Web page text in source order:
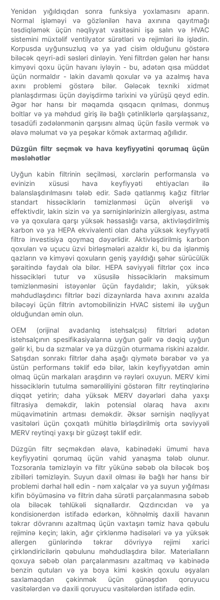
Yenidən yığıldıqdan sonra funksiya yoxlamasını aparın.
Normal işləməyi və gözlənilən hava axınına qayıtmağı
təsdiqləmək üçün nəqliyyat vasitəsini işə salın və HVAC
sistemini müxtəlif ventilyator sürətləri və rejimləri ilə işlədin.
Korpusda uyğunsuzluq və ya yad cisim olduğunu göstərə
biləcək qeyri-adi səsləri dinləyin. Yeni filtrdən gələn hər hansı
kimyəvi qoxu üçün havanı iyləyin - bu, adətən qısa müddət
üçün normaldır - lakin davamlı qoxular və ya azalmış hava
axını problemi göstərə bilər. Gələcək texniki xidmət
planlaşdırması üçün dəyişdirmə tarixini və yürüşü qeyd edin.
Əgər hər hansı bir məqamda qısqacın qırılması, donmuş
boltlar və ya məhdud giriş ilə bağlı çətinliklərlə qarşılaşsanız,
təsadüfi zədələnmənin qarşısını almaq üçün fasilə vermək və
əlavə məlumat və ya peşəkar kömək axtarmaq ağıllıdır.
Düzgün filtr seçmək və hava keyfiyyətini qorumaq üçün
məsləhətlər
Uyğun kabin filtrinin seçilməsi, xərclərin performansla və
evinizin xüsusi hava keyfiyyəti ehtiyacları ilə
balanslaşdırılmasını tələb edir. Sadə qatlanmış kağız filtrlər
standart hissəciklərin təmizlənməsi üçün əlverişli və
effektivdir, lakin sizin və ya sərnişinlərinizin allergiyası, astma
və ya qoxulara qarşı yüksək həssaslığı varsa, aktivləşdirilmiş
karbon və ya HEPA ekvivalenti olan daha yüksək keyfiyyətli
filtrə investisiya qoymaq dəyərlidir. Aktivləşdirilmiş karbon
qoxuları və uçucu üzvi birləşmələri azaldır ki, bu da işlənmiş
qazların və kimyəvi qoxuların geniş yayıldığı şəhər sürücülük
şəraitində faydalı ola bilər. HEPA səviyyəli filtrlər çox incə
hissəcikləri tutur və xüsusilə hissəciklərin maksimum
təmizlənməsini istəyənlər üçün faydalıdır; lakin, yüksək
məhdudlaşdırıcı filtrlər bəzi dizaynlarda hava axınını azalda
biləcəyi üçün filtrin avtomobilinizin HVAC sistemi ilə uyğun
olduğundan əmin olun.
OEM (orijinal avadanlıq istehsalçısı) filtrləri adətən
istehsalçının spesifikasiyalarına uyğun gəlir və dəqiq uyğun
gəlir ki, bu da sızmalar və ya düzgün oturmama riskini azaldır.
Satışdan sonrakı filtrlər daha aşağı qiymətə bərabər və ya
üstün performans təklif edə bilər, lakin keyfiyyətdən əmin
olmaq üçün markaları araşdırın və rəyləri oxuyun. MERV kimi
hissəciklərin tutulma səmərəliliyini göstərən filtr reytinqlərinə
diqqət yetirin; daha yüksək MERV dəyərləri daha yaxşı
filtrasiya deməkdir, lakin potensial olaraq hava axını
müqavimətinin artması deməkdir. Əksər sərnişin nəqliyyat
vasitələri üçün çoxqatlı mühitlə birləşdirilmiş orta səviyyəli
MERV reytinqi yaxşı bir güzəşt təklif edir.
Düzgün filtr seçməkdən əlavə, kabinədəki ümumi hava
keyfiyyətini qorumaq üçün vahid yanaşma tələb olunur.
Tozsoranla təmizləyin və filtr yükünə səbəb ola biləcək boş
zibilləri təmizləyin. Suyun daxil olması ilə bağlı hər hansı bir
problemi dərhal həll edin - nəm xalçalar və ya suyun yığılması
kifin böyüməsinə və filtrin daha sürətli parçalanmasına səbəb
ola biləcək təhlükəli siqnallardır. Qızdırıcıdan və ya
kondisionerdən istifadə edərkən, köhnəlmiş daxili havanın
təkrar dövranını azaltmaq üçün vaxtaşırı təmiz hava qəbulu
rejiminə keçin; lakin, ağır çirklənmə hadisələri və ya yüksək
allergen günlərində təkrar dövriyyə rejimi xarici
çirkləndiricilərin qəbulunu məhdudlaşdıra bilər. Materialların
qoxuya səbəb olan parçalanmasını azaltmaq və kabinədə
benzin qutuları və ya boya kimi kəskin qoxulu əşyaları
saxlamaqdan çəkinmək üçün günəşdən qoruyucu
vasitələrdən və daxili qoruyucu vasitələrdən istifadə edin.